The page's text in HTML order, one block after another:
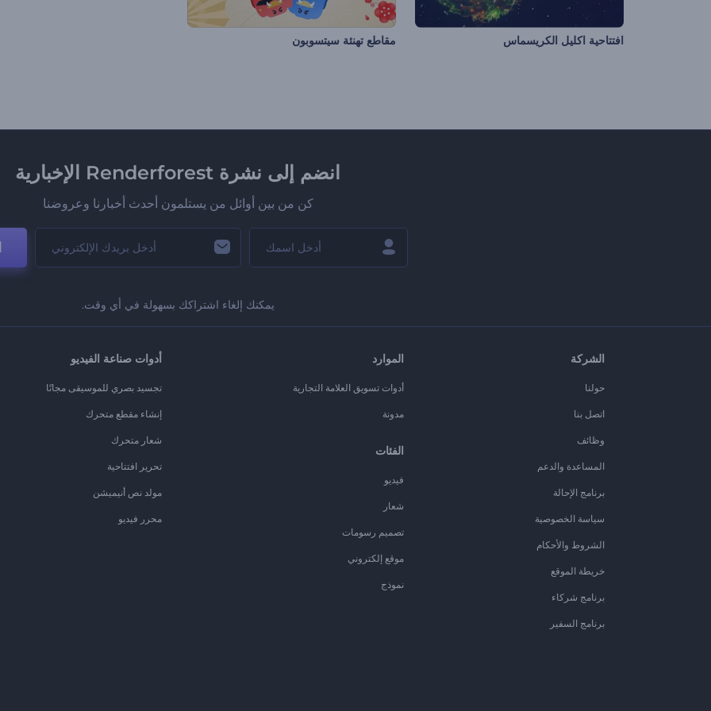
افتتاحية اكليل الكريسماس مقاطع تهنئة سيتسوبون
انضم إلى نشرة Renderforest الإخبارية
كن من بين أوائل من يستلمون أحدث أخبارنا وعروضنا
يمكنك إلغاء اشتراكك بسهولة في أي وقت.
الشركة
حولنا
اتصل بنا
وظائف
المساعدة والدعم
برنامج الإحالة
سياسة الخصوصية
الشروط والأحكام
خريطة الموقع
برنامج شركاء
برنامج السفير
الموارد
أدوات تسويق العلامة التجارية
مدونة
الفئات
فيديو
شعار
تصميم رسومات
موقع إلكتروني
نموذج
أدوات صناعة الفيديو
تجسيد بصري للموسيقى مجانًا
إنشاء مقطع متحرك
شعار متحرك
تحرير افتتاحية
مولد نص أنيميشن
محرر فيديو